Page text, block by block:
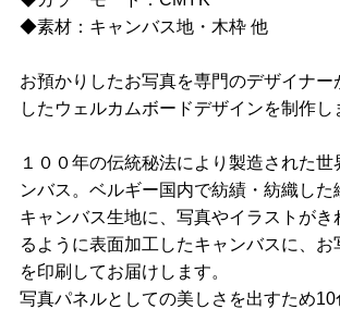
◆素材：キャンバス地・木枠 他
お預かりしたお写真を専門のデザイナー
したウェルカムボードデザインを制作し
１００年の伝統秘法により製造された世
ンバス。ベルギー国内で紡績・紡織した
キャンバス生地に、写真やイラストがき
るように表面加工したキャンバスに、お
を印刷してお届けします。
写真パネルとしての美しさを出すため